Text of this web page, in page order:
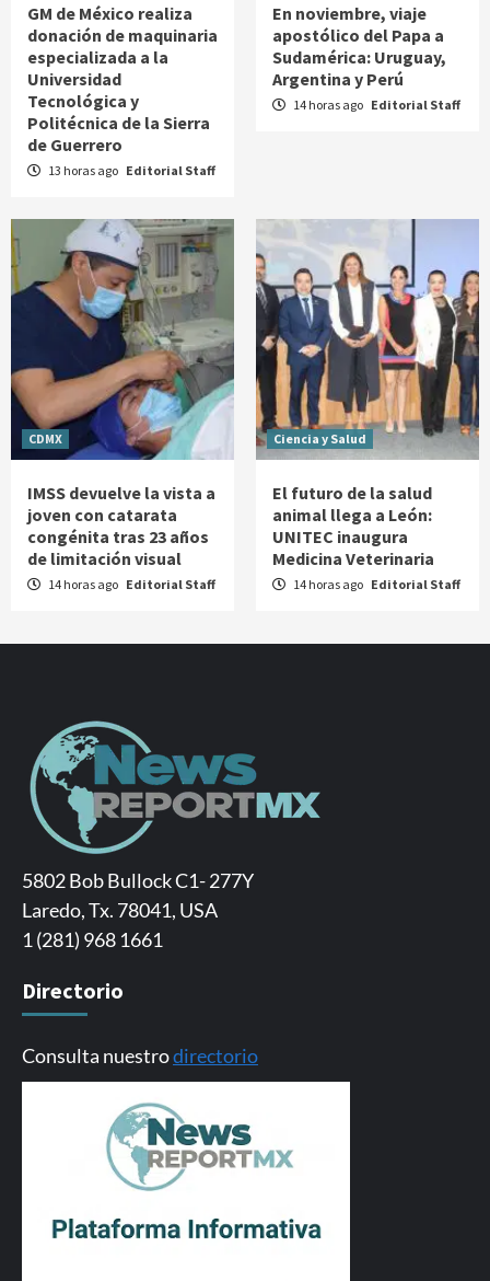
GM de México realiza
donación de maquinaria
especializada a la
Universidad
Tecnológica y
Politécnica de la Sierra
de Guerrero
13 horas ago Editorial Staff
En noviembre, viaje
apostólico del Papa a
Sudamérica: Uruguay,
Argentina y Perú
14 horas ago Editorial Staff
CDMX
IMSS devuelve la vista a
joven con catarata
congénita tras 23 años
de limitación visual
14 horas ago Editorial Staff
Ciencia y Salud
El futuro de la salud
animal llega a León:
UNITEC inaugura
Medicina Veterinaria
14 horas ago Editorial Staff
5802 Bob Bullock C1- 277Y
Laredo, Tx. 78041, USA
1 (281) 968 1661
Directorio
Consulta nuestrodirectorio